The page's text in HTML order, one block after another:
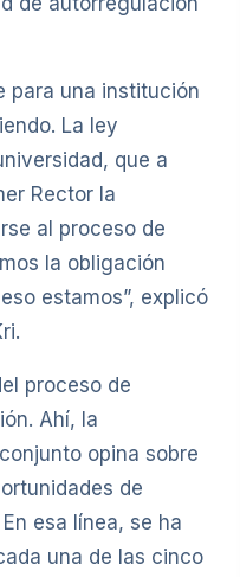
para una institución
La ley
que a
Rector la
al proceso de
la obligación
estamos”, explicó
proceso de
Ahí, la
opina sobre
de
esa línea, se ha
una de las cinco